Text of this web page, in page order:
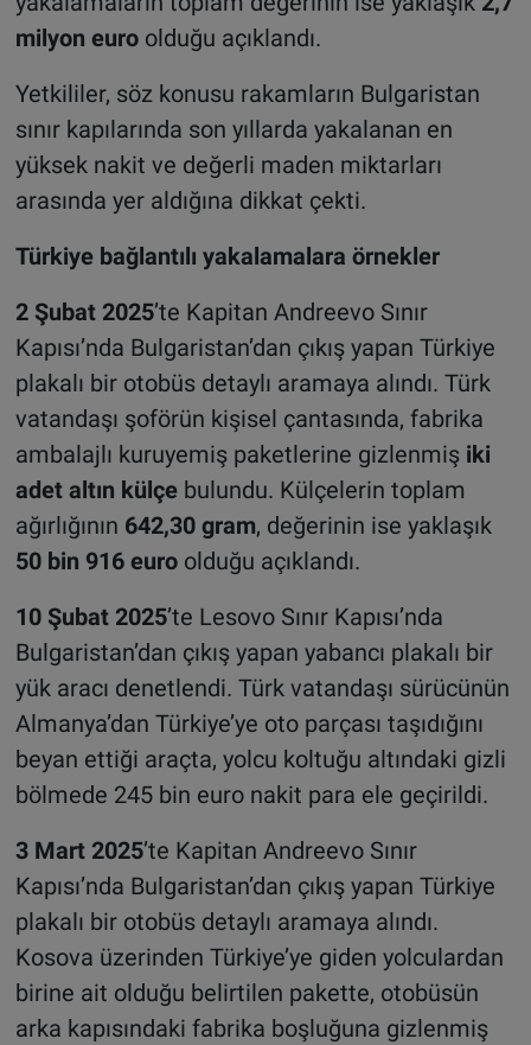
milyon euroolduğu açıklandı.
Yetkililer, söz konusu rakamların Bulgaristan
sınır kapılarında son yıllarda yakalanan en
yüksek nakit ve değerli maden miktarları
arasında yer aldığına dikkat çekti.
Türkiye bağlantılı yakalamalara örnekler
2 Şubat 2025’te Kapitan Andreevo Sınır
Kapısı’nda Bulgaristan’dan çıkış yapan Türkiye
plakalı bir otobüs detaylı aramaya alındı. Türk
vatandaşı şoförün kişisel çantasında, fabrika
ambalajlı kuruyemiş paketlerine gizlenmiş iki
adet altın külçebulundu. Külçelerin toplam
ağırlığının 642,30 gram, değerinin ise yaklaşık
50 bin 916 euroolduğu açıklandı.
10 Şubat 2025’te Lesovo Sınır Kapısı’nda
Bulgaristan’dan çıkış yapan yabancı plakalı bir
yük aracı denetlendi. Türk vatandaşı sürücünün
Almanya’dan Türkiye’ye oto parçası taşıdığını
beyan ettiği araçta, yolcu koltuğu altındaki gizli
bölmede 245 bin euro nakit para ele geçirildi.
3 Mart 2025’te Kapitan Andreevo Sınır
Kapısı’nda Bulgaristan’dan çıkış yapan Türkiye
plakalı bir otobüs detaylı aramaya alındı.
Kosova üzerinden Türkiye’ye giden yolculardan
birine ait olduğu belirtilen pakette, otobüsün
arka kapısındaki fabrika boşluğuna gizlenmiş